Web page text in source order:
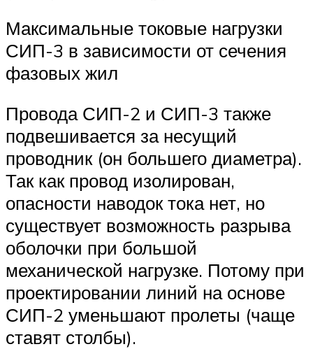
Максимальные токовые нагрузки
СИП-3 в зависимости от сечения
фазовых жил
Провода СИП-2 и СИП-3 также
подвешивается за несущий
проводник (он большего диаметра).
Так как провод изолирован,
опасности наводок тока нет, но
существует возможность разрыва
оболочки при большой
механической нагрузке. Потому при
проектировании линий на основе
СИП-2 уменьшают пролеты (чаще
ставят столбы).